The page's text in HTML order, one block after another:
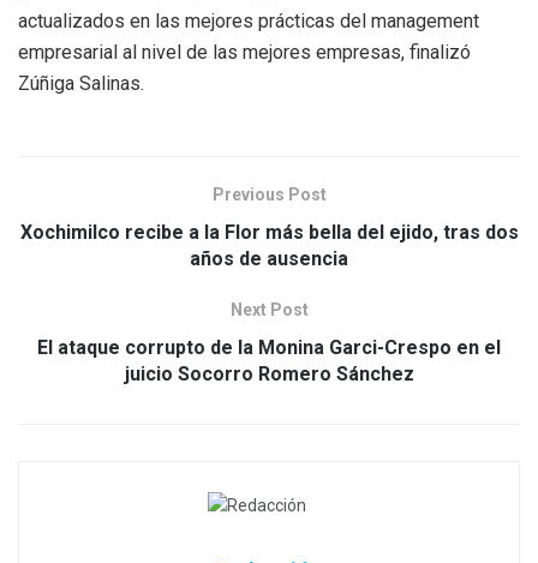
actualizados en las mejores prácticas del management
empresarial al nivel de las mejores empresas, finalizó
Zúñiga Salinas.
Previous Post
Xochimilco recibe a la Flor más bella del ejido, tras dos
años de ausencia
Next Post
El ataque corrupto de la Monina Garci-Crespo en el
juicio Socorro Romero Sánchez